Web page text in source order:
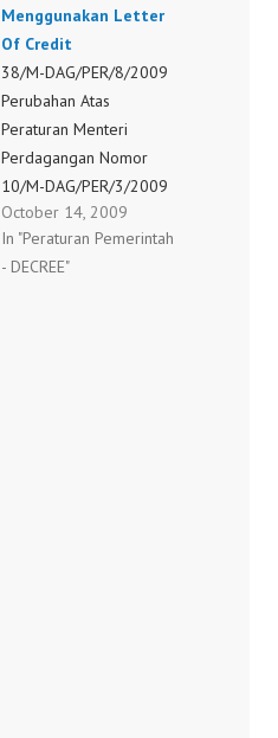
Menggunakan Letter
Of Credit
38/M-DAG/PER/8/2009
Perubahan Atas
Peraturan Menteri
Perdagangan Nomor
10/M-DAG/PER/3/2009
Tanggal 31 Agustus
2009 Tentang Ekspor
Barang Yang Wajib
October 14, 2009
In "Peraturan Pemerintah
- DECREE"